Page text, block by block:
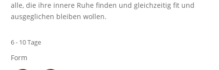
alle, die ihre innere Ruhe finden und gleichzeitig fit und
ausgeglichen bleiben wollen.
6 - 10 Tage
Form